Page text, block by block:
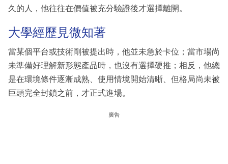
久的人，他往往在價值被充分驗證後才選擇離開。
大學經歷見微知著
當某個平台或技術剛被提出時，他並未急於卡位；當市場尚
未準備好理解新形態產品時，也沒有選擇硬推；相反，他總
是在環境條件逐漸成熟、使用情境開始清晰、但格局尚未被
巨頭完全封鎖之前，才正式進場。
廣告